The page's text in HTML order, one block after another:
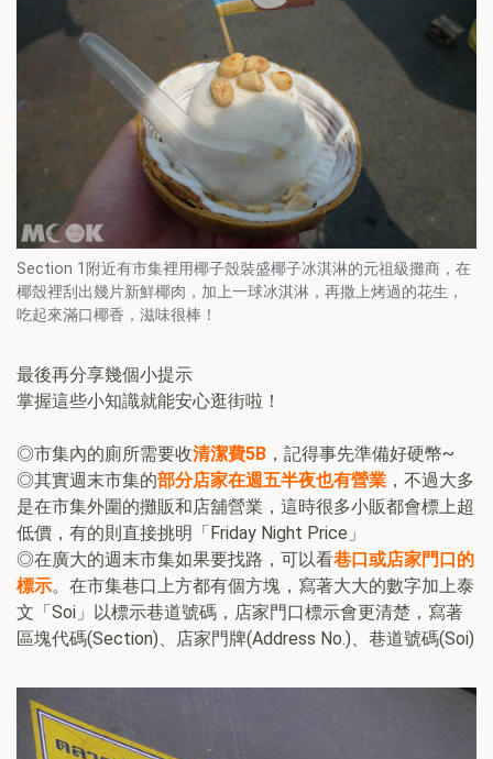
Section 1附近有市集裡用椰子殼裝盛椰子冰淇淋的元祖級攤商，在
椰殼裡刮出幾片新鮮椰肉，加上一球冰淇淋，再撒上烤過的花生，
吃起來滿口椰香，滋味很棒！
最後再分享幾個小提示
掌握這些小知識就能安心逛街啦！
◎市集內的廁所需要收清潔費5B ，記得事先準備好硬幣~
◎其實週末市集的部分店家在週五半夜也有營業 ，不過大多
是在市集外圍的攤販和店舖營業，這時很多小販都會標上超
低價，有的則直接挑明「Friday Night Price」
◎在廣大的週末市集如果要找路，可以看巷口或店家門口的
標示。在市集巷口上方都有個方塊，寫著大大的數字加上泰
文「Soi」以標示巷道號碼，店家門口標示會更清楚，寫著
區塊代碼(Section)、店家門牌(Address No.)、巷道號碼(Soi)